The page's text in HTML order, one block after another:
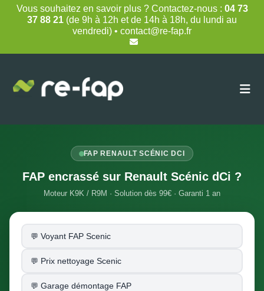
Vous souhaitez en savoir plus ? Contactez-nous : 04 73
37 88 21 (de 9h à 12h et de 14h à 18h, du lundi au
vendredi) • contact@re-fap.fr
FAP RENAULT SCÉNIC DCI
FAP encrassé sur Renault Scénic dCi ?
Moteur K9K / R9M · Solution dès 99€ · Garanti 1 an
Voyant FAP Scenic
Prix nettoyage Scenic
Garage démontage FAP